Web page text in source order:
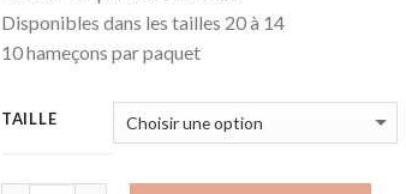
Disponibles dans les tailles 20 à 14
10 hameçons par paquet
TAILLE